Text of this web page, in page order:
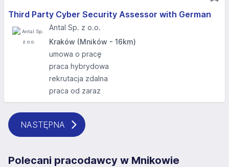
Third Party Cyber Security Assessor with German
Antal Sp. z o.o.
Kraków (Mników - 16km)
umowa o pracę
praca hybrydowa
rekrutacja zdalna
praca od zaraz
NASTĘPNA
Polecani pracodawcy w Mnikowie